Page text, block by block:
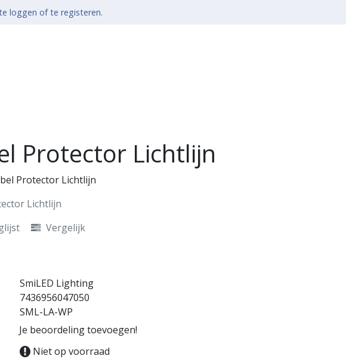
loggen of te registeren.
Protector Lichtlijn
Protector Lichtlijn
Lichtlijn
Vergelijk
SmiLED Lighting
7436956047050
SML-LA-WP
Je beoordeling toevoegen!
Niet op voorraad